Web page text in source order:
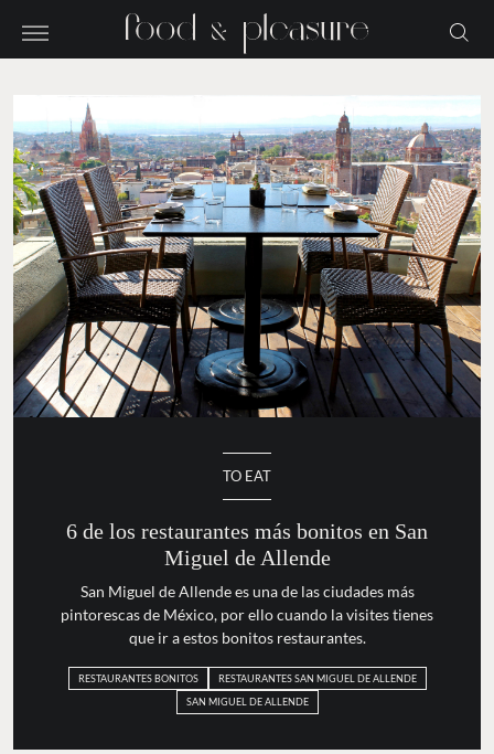
TO EAT
6 de los restaurantes más bonitos
en San Miguel de Allende
San Miguel de Allende es una de las ciudades más
pintorescas de México, por ello cuando la visites tienes
que ir a estos bonitos restaurantes.
RESTAURANTES BONITOS
RESTAURANTES SAN MIGUEL DE ALLENDE
SAN MIGUEL DE ALLENDE